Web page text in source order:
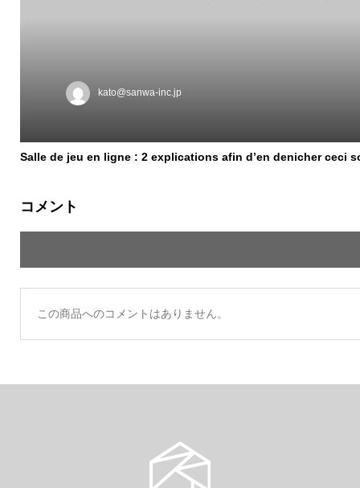
kato@sanwa-inc.jp
Salle de jeu en ligne : 2 explications afin d’en denicher ceci
コメント
この商品へのコメントはありません。